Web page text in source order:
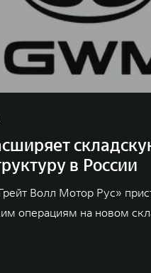
в России
Волл Мотор Рус»
операциям на новом